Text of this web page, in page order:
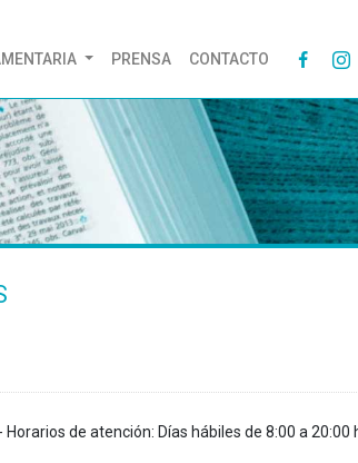
PRENSA CONTACTO 
de atención: Días hábiles de 8:00 a 20:00